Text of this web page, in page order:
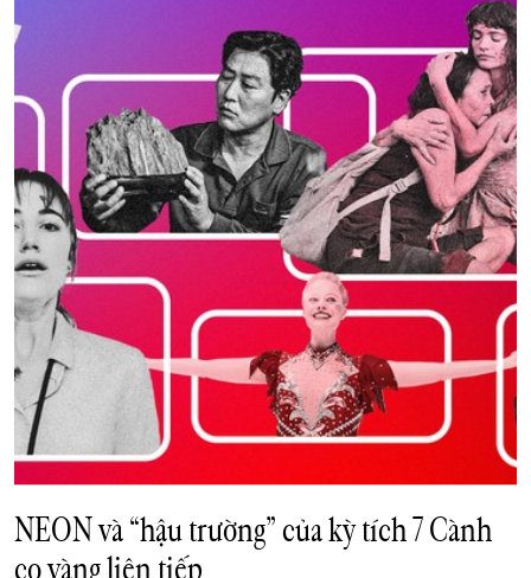
NEON và “hậu trường” của kỳ tích 7 Cành
cọ vàng liên tiếp